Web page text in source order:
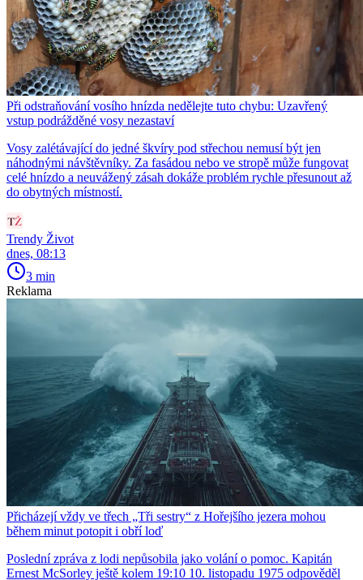
Při odstraňování vosího hnízda nedělejte tuto chybu: Uzavřený
vstup podrážděné vosy nezastaví
Vosy zalétávající do jedné škvíry pod střechou nemusí být jen
náhodnými návštěvníky. Za fasádou nebo ve stropě může fungovat
celé hnízdo a neuvážený zásah dokáže problém rychle přesunout až
do obytných místností.
Trendy Život
dnes, 08:13
3 min
Reklama
Přicházejí vždy ve třech „Tři sestry“ z Hořejšího jezera mohou
během minut potopit i obří loď
Poslední zpráva z lodi nepůsobila jako volání o pomoc. Kapitán
Ernest McSorley ještě kolem 19:10 10. listopadu 1975 odpověděl